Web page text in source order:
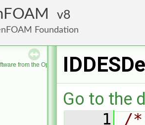
8
Foundation
from the OpenFOAM Foundation
Go to the
    1
/